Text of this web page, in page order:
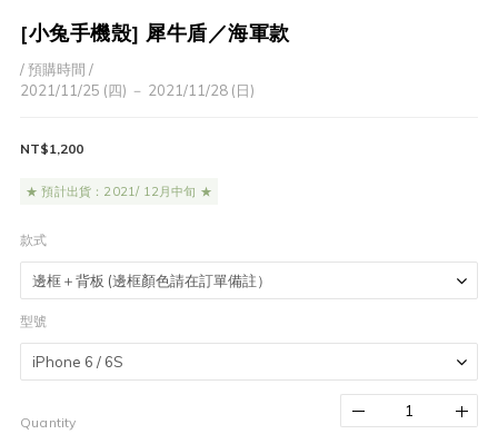
[小兔手機殼] 犀牛盾／海軍款
/ 預購時間 /
2021/11/25 (四) － 2021/11/28 (日)
NT$1,200
★ 預計出貨：2021/ 12月中旬 ★
款式
型號
Quantity